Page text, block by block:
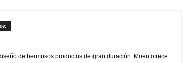
de hermosos productos de gran duración. Moen ofrece